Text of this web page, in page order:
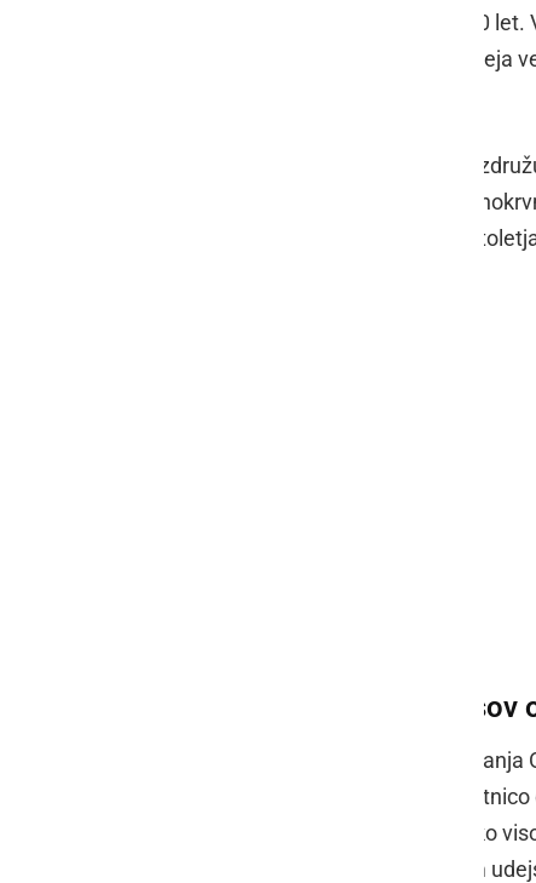
ohranjajo tradicijo, dolgo več kot 150
kasačev", znano tudi kot "Reja in vzreja
Gre za znanje o živalskem svetu, ki
roda v rod. Ljutomerski kasač je
Njegovi koraki v kasu so že od 19.
Ohranjenih čez 6500
Na srečanju je spregovorila tudi županja
z velikim ponosom obeležuje 150-
skrbijo, da je kasaštvo pri nas na tako
, ki je s svojim športnim